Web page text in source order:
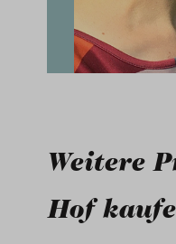
Weitere
Hof